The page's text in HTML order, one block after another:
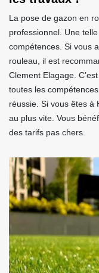
La pose de gazon en
professionnel. Une
compétences. Si vous
rouleau, il est
Clement Elagage.
toutes les
réussie. Si vous êtes à
au plus vite. Vous
des tarifs pas chers.